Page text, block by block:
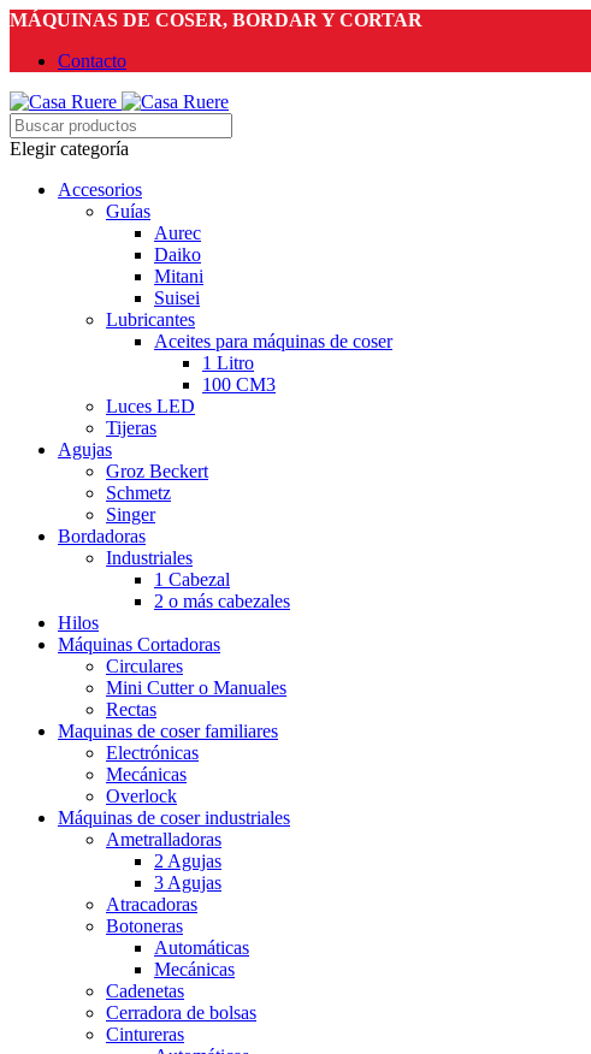
MÁQUINAS DE COSER, BORDAR Y CORTAR
Contacto
Elegir categoría
Accesorios
Guías
Aurec
Daiko
Mitani
Suisei
Lubricantes
Aceites para máquinas de coser
1 Litro
100 CM3
Luces LED
Tijeras
Agujas
Groz Beckert
Schmetz
Singer
Bordadoras
Industriales
1 Cabezal
2 o más cabezales
Hilos
Máquinas Cortadoras
Circulares
Mini Cutter o Manuales
Rectas
Maquinas de coser familiares
Electrónicas
Mecánicas
Overlock
Máquinas de coser industriales
Ametralladoras
2 Agujas
3 Agujas
Atracadoras
Botoneras
Automáticas
Mecánicas
Cadenetas
Cerradora de bolsas
Cintureras